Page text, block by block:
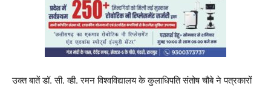
उक्त बातें डॉ. सी. व्ही. रमन विश्वविद्यालय के कुलाधिपति संतोष चौबे ने पत्रकारों